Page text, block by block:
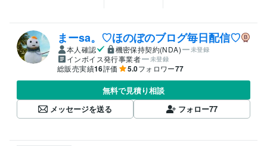
まーsa。♡ほのぼのブログ毎日配信♡
本人確認 機密保持契約(NDA) 未登録
インボイス発行事業者 未登録
総販売実績16評価 5.0フォロワー77
無料で見積り相談
メッセージを送る
フォロー77